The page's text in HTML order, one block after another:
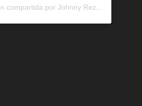
Una publicación compartida por Johnny Rez (@jrezmusic)